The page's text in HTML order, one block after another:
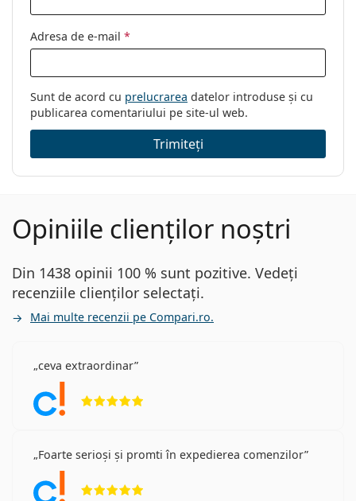
Adresa de e-mail *
Sunt de acord cu prelucrarea datelor introduse și cu
publicarea comentariului pe site-ul web.
Trimiteți
Opiniile clienților noștri
Din 1438 opinii 100 % sunt pozitive. Vedeți
recenziile clienților selectați.
Mai multe recenzii pe Compari.ro.
ceva extraordinar
Foarte serioși și promti în expedierea comenzilor